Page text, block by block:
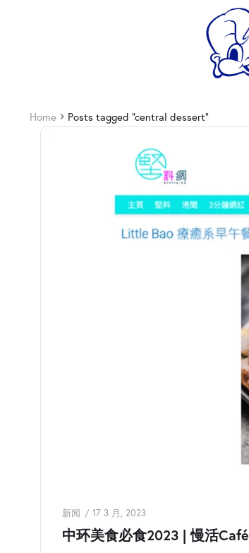
Home Posts tagged “central dessert”
新闻 17 3 月, 2023
中环美食必食2023 | 慢活